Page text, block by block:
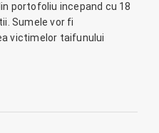
portofoliu incepand cu 18
Sumele vor fi
victimelor taifunului